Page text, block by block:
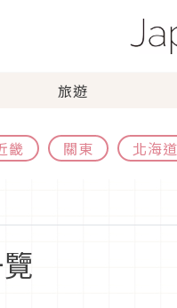
旅遊
畿 關東 北海道